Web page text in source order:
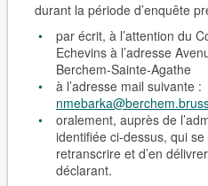
durant la période d’enquête
par écrit, à l’attention du
Echevins à l’adresse
Berchem-Sain­te-Agathe
à l’adresse mail suivante :
oralement, auprès de
identifiée ci-dessus, qui
retranscrire et d’en
déclarant.